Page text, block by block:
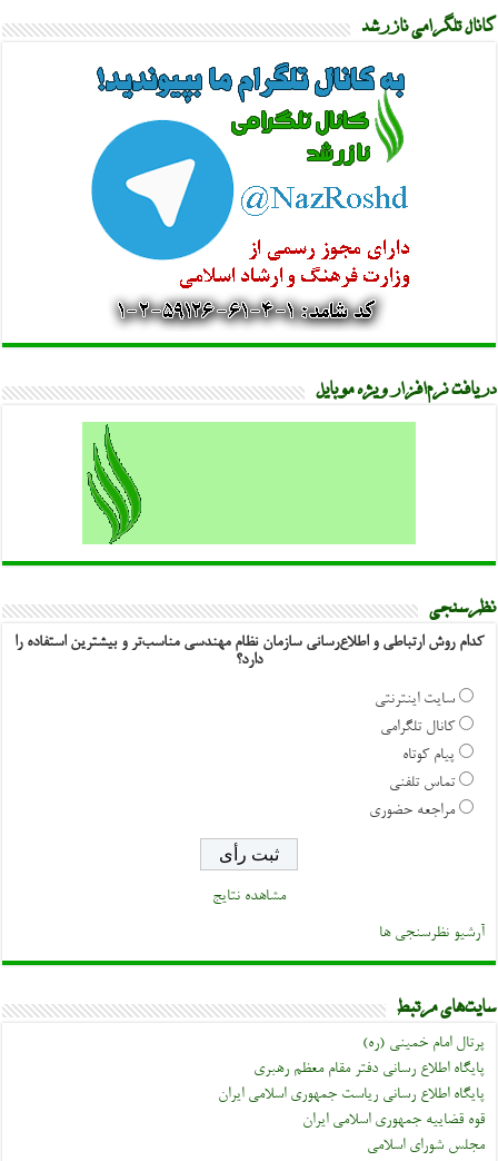
کانال تلگرامی نازرشد
دریافت نرم‌افزار ویژه موبایل
نظرسنجی
کدام روش ارتباطی و اطلاع‌رسانی سازمان نظام مهندسی مناسب‌تر و بیشترین استفاده را
دارد؟
سایت اینترنتی
کانال تلگرامی
پیام کوتاه
تماس تلفنی
مراجعه حضوری
مشاهده نتایج
آرشیو نظرسنجی ها
سایت‌های مرتبط
پرتال امام خمینی (ره)
پایگاه اطلاع رسانی دفتر مقام معظم رهبری
پایگاه اطلاع رسانی ریاست جمهوری اسلامی ایران
قوه قضاییه جمهوری اسلامی ایران
مجلس شورای اسلامی